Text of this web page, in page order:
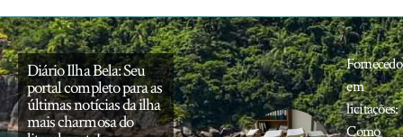
Diário Ilha Bela: Seu
portal completo para as
últimas notícias da ilha
mais charmosa do
em
licitações:
Como